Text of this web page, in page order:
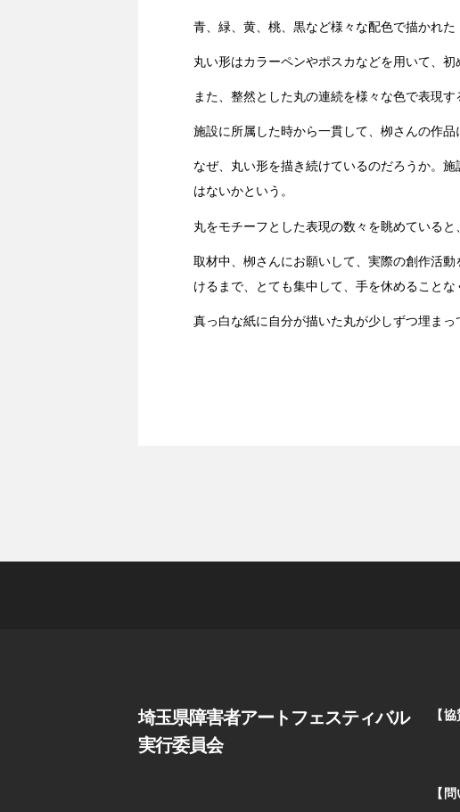
青、緑、黄、桃、黒など様々な配色で描かれ
丸い形はカラーペンやポスカなどを用いて、
また、整然とした丸の連続を様々な色で表現
施設に所属した時から一貫して、栁さんの作品
なぜ、丸い形を描き続けているのだろうか。
はないかという。
丸をモチーフとした表現の数々を眺めていると
取材中、栁さんにお願いして、実際の創作活
けるまで、とても集中して、手を休めることな
真っ白な紙に自分が描いた丸が少しずつ埋ま
埼玉県障害者アートフェスティバル
実行委員会
【協
【